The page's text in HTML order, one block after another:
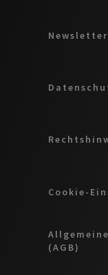
Cookie-
(AGB)